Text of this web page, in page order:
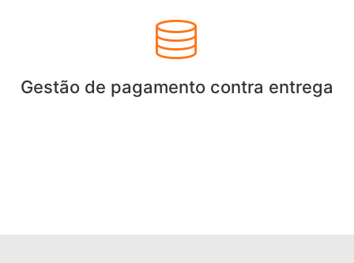
Gestão de pagamento contra entrega